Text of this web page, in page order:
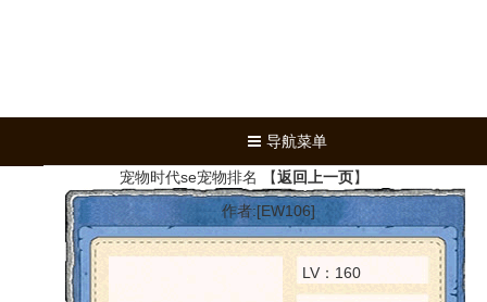
导航菜单
宠物时代se宠物排名 【返回上一页】
作者:[EW106]
LV：160